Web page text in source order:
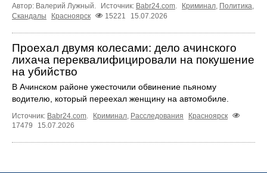
Автор: Валерий Лужный. Источник: Babr24.com. Криминал, Политика,
Скандалы
Красноярск 15221 15.07.2026
Проехал двумя колесами: дело ачинского
лихача переквалифицировали на покушение
на убийство
В Ачинском районе ужесточили обвинение пьяному
водителю, который переехал женщину на автомобиле.
Источник: Babr24.com. Криминал, Расследования
Красноярск
17479
15.07.2026